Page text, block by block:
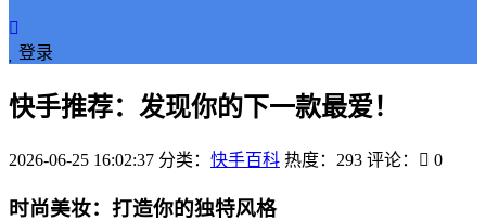
登录
快手推荐：发现你的下一款最爱！
2026-06-25 16:02:37 分类： 快手百科 热度：293 评论： 0
时尚美妆：打造你的独特风格